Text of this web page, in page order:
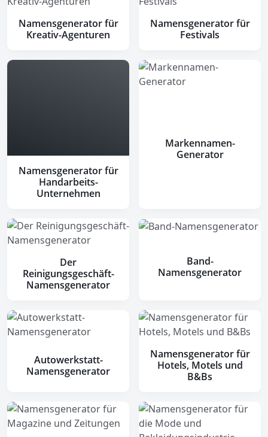
Namensgenerator für
Kreativ-Agenturen
Namensgenerator für
Festivals
Namensgenerator für
Handarbeits-
Unternehmen
Markennamen-
Generator
Der
Reinigungsgeschäft-
Namensgenerator
Band-
Namensgenerator
Autowerkstatt-
Namensgenerator
Namensgenerator für
Hotels, Motels und
B&Bs